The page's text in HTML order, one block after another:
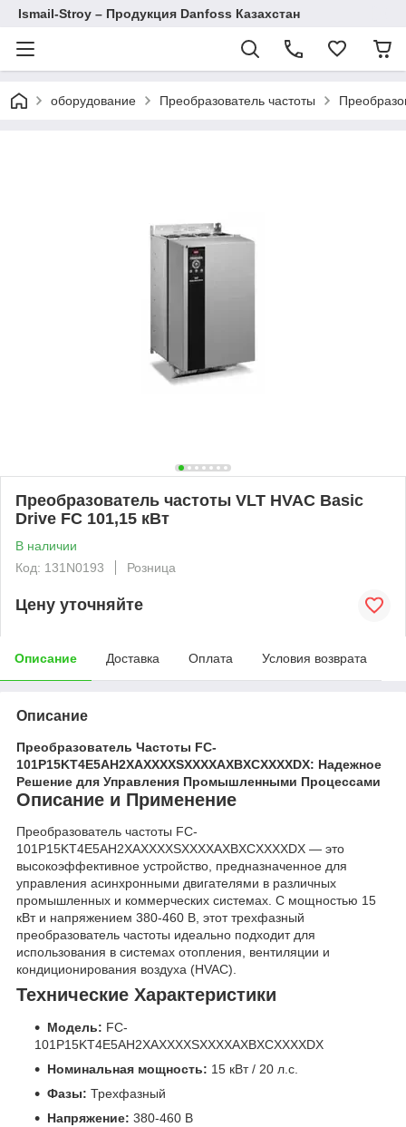
Ismail-Stroy – Продукция Danfoss Казахстан
оборудование Преобразователь частоты
Преобразователь частоты VLT HVAC Basic
Drive FC 101,15 кВт
В наличии
Код: 131N0193
Розница
Цену уточняйте
Описание Доставка Оплата Условия возврата
Описание
Преобразователь Частоты FC-
101P15KT4E5AH2XAXXXXSXXXXAXBXCXXXXDX: Надежное
Решение для Управления Промышленными Процессами
Описание и Применение
Преобразователь частоты FC-
101P15KT4E5AH2XAXXXXSXXXXAXBXCXXXXDX — это
высокоэффективное устройство, предназначенное для
управления асинхронными двигателями в различных
промышленных и коммерческих системах. С мощностью 15
кВт и напряжением 380-460 В, этот трехфазный
преобразователь частоты идеально подходит для
использования в системах отопления, вентиляции и
кондиционирования воздуха (HVAC).
Технические Характеристики
Модель: FC-
101P15KT4E5AH2XAXXXXSXXXXAXBXCXXXXDX
Номинальная мощность: 15 кВт / 20 л.с.
Фазы: Трехфазный
Напряжение: 380-460 В